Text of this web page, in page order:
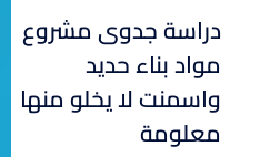
دراسة جدوى مشروع
مواد بناء حديد
واسمنت لا يخلو منها
معلومة